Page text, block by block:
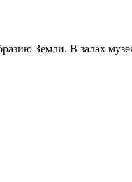
Земли. В залах